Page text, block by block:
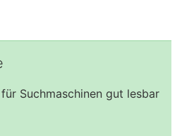
Suchmaschinen gut lesbar